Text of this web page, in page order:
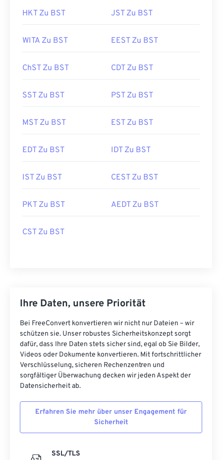
HKT Zu BST JST Zu BST
WITA Zu BST EEST Zu BST
ChST Zu BST CDT Zu BST
SST Zu BST PST Zu BST
MST Zu BST EST Zu BST
EDT Zu BST IDT Zu BST
IST Zu BST CEST Zu BST
PKT Zu BST AEDT Zu BST
CST Zu BST
Ihre Daten, unsere Priorität
Bei FreeConvert konvertieren wir nicht nur Dateien – wir
schützen sie. Unser robustes Sicherheitskonzept sorgt
dafür, dass Ihre Daten stets sicher sind, egal ob Sie Bilder,
Videos oder Dokumente konvertieren. Mit fortschrittlicher
Verschlüsselung, sicheren Rechenzentren und
sorgfältiger Überwachung decken wir jeden Aspekt der
Datensicherheit ab.
Erfahren Sie mehr über unser Engagement für
Sicherheit
SSL/TLS